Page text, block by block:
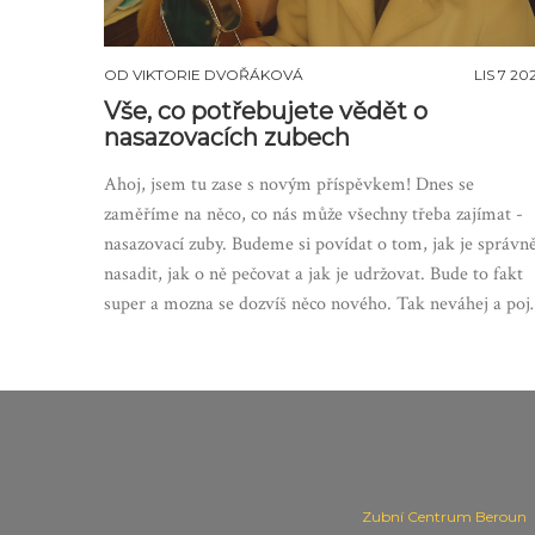
OD VIKTORIE DVOŘÁKOVÁ LIS 7
Vše, co potřebujete vědět o
nasazovacích zubech
Ahoj, jsem tu zase s novým příspěvkem! Dnes se
zaměříme na něco, co nás může všechny třeba zajímat -
nasazovací zuby. Budeme si povídat o tom, jak je
nasadit, jak o ně pečovat a jak je udržovat. Bude to fakt
super a mozna se dozvíš něco nového. Tak neváhej a
Zubní Centrum Beroun